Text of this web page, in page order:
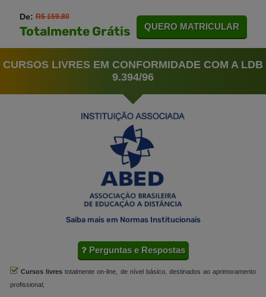
De:R$ 159.80
Totalmente Grátis QUERO MATRICULAR
CURSOS LIVRES EM CONFORMIDADE COM A LDB
9.394/96
Saiba mais em Normas Institucionais
Perguntas e Respostas
Cursos livres totalmente on-line, de nível básico, destinados ao aprimoramento
profissional;